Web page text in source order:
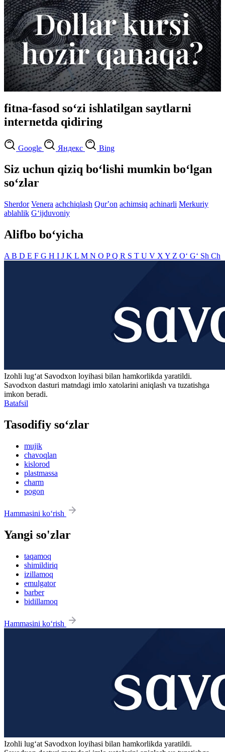
fitna-fasod so‘zi ishlatilgan saytlarni
internetda qidiring
Google Яндекс Bing
Siz uchun qiziq bo‘lishi mumkin bo‘lgan
so‘zlar
Sherdor Venera achchiqlash Qurʼon achimsiq achinarli Merkuriy
ablahlik G‘ijduvoniy
Alifbo bo‘yicha
A B D E F G H I J K L M N O PQ R S T U V X Y Z O‘ G‘ Sh Ch
Izohli lugʻat Savodxon loyihasi bilan hamkorlikda yaratildi.
Savodxon dasturi matndagi imlo xatolarini aniqlash va tuzatishga
imkon beradi.
Batafsil
Tasodifiy so‘zlar
mujik
chavoqlan
kislorod
plastmassa
charm
pogon
Hammasini ko‘rish
Yangi so'zlar
taqamoq
shimildiriq
izillamoq
emulgator
barber
bidillamoq
Hammasini ko‘rish
Izohli lugʻat Savodxon loyihasi bilan hamkorlikda yaratildi.